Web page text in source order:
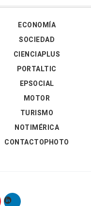
ECONOMÍA
SOCIEDAD
CIENCIAPLUS
PORTALTIC
EPSOCIAL
MOTOR
TURISMO
NOTIMÉRICA
CONTACTOPHOTO